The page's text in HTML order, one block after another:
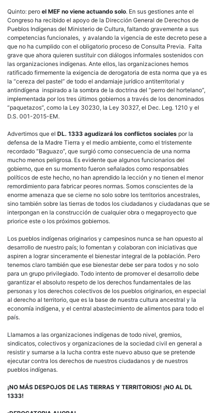
Quinto: pero el MEF no viene actuando solo. En sus gestiones ante el
Congreso ha recibido el apoyo de la Dirección General de Derechos de
Pueblos Indígenas del Ministerio de Cultura, faltando gravemente a sus
competencias funcionales, y avalando la vigencia de este decreto pese a
que no ha cumplido con el obligatorio proceso de Consulta Previa. Falta
grave que ahora quieren sustituir con diálogos informales sostenidos con
las organizaciones indígenas. Ante ellos, las organizaciones hemos
ratificado firmemente la exigencia de derogatoria de esta norma que ya es
la “cereza del pastel” de todo el andamiaje jurídico antiterritorial y
antindígena inspirado a la sombra de la doctrina del “perro del hortelano”,
implementada por los tres últimos gobiernos a través de los denominados
“paquetazos”, como la Ley 30230, la Ley 30327, el Dec. Leg. 1210 y el
D.S. 001-2015-EM.
Advertimos que el DL. 1333 agudizará los conflictos sociales por la
defensa de la Madre Tierra y el medio ambiente, como el tristemente
recordado “Baguazo”, que surgió como consecuencia de una norma
mucho menos peligrosa. Es evidente que algunos funcionarios del
gobierno, que en su momento fueron señalados como responsables
políticos de este hecho, no han aprendido la lección y no tienen el menor
remordimiento para fabricar peores normas. Somos conscientes de la
enorme amenaza que se cierne no solo sobre los territorios ancestrales,
sino también sobre las tierras de todos los ciudadanos y ciudadanas que se
interpongan en la construcción de cualquier obra o megaproyecto que
priorice este o los próximos gobiernos.
Los pueblos indígenas originarios y campesinos nunca se han opuesto al
desarrollo de nuestro país; lo fomentan y colaboran con iniciativas que
aspiren a lograr sinceramente el bienestar integral de la población. Pero
tenemos claro también que ese bienestar debe ser para todos y no solo
para un grupo privilegiado. Todo intento de promover el desarrollo debe
garantizar el absoluto respeto de los derechos fundamentales de las
personas y los derechos colectivos de los pueblos originarios, en especial
al derecho al territorio, que es la base de nuestra cultura ancestral y la
economía indígena, y el central abastecimiento de alimentos para todo el
país.
Llamamos a las organizaciones indígenas de todo nivel, gremios,
sindicatos, colectivos y organizaciones de la sociedad civil en general a
resistir y sumarse a la lucha contra este nuevo abuso que se pretende
ejecutar contra los derechos de nuestros ciudadanos y de nuestros
pueblos indígenas.
¡NO MÁS DESPOJOS DE LAS TIERRAS Y TERRITORIOS! ¡NO AL DL
1333!